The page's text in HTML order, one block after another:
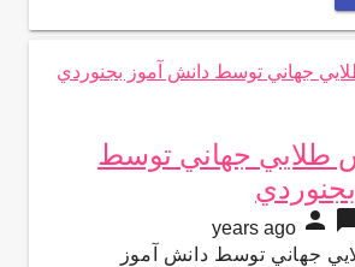
طلايي جهاني توسط
person
جهاني توسط دانش آموز